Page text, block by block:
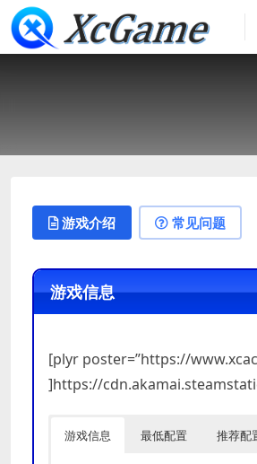
游戏介绍 常见问题
游戏信息
[plyr poster=”https://
]https://
游戏信息 最低配置 推荐配